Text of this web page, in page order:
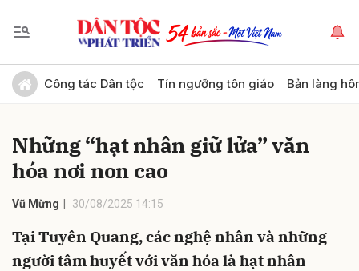
Công tác Dân tộc Tín ngưỡng tôn giáo Bản làng
Những “hạt nhân giữ lửa” văn
hóa nơi non cao
Vũ Mừng 30/08/2025 14:15
Tại Tuyên Quang, các nghệ nhân và những
người tâm huyết với văn hóa là hạt nhân
Gửi bình luận
Hủy Gửi